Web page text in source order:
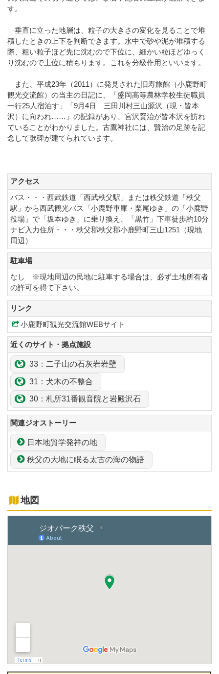
す。
垂直に立った地層は、粒子の大きさの変化を見ることで堆
積したときの上下を判断できます。水中で砂や泥が堆積する
際、粗い粒子ほど先に沈むので下位に、細かい粒ほどゆっく
り沈むので上位に積もります。これを分級作用といいます。
また、平成23年（2011）に発見された旧寿旅館（小鹿野町
観光交流館）の当主の日記に、「盛岡高等農林学校生徒職員
一行25人宿泊す」「9月4日 三田川村三山源沢（現・皆本
沢）に向われ……」の記録があり、宮沢賢治が皆本沢を訪れ
ていることがわかりました。古鷹神社には、賢治の足跡を記
念して歌碑が建てられています。
アクセス
バス・・・西武鉄道「西武秩父駅」または秩父鉄道「秩父
駅」から西武観光バス「小鹿野車庫・栗尾ゆき」の「小鹿野
役場」で「坂本ゆき」に乗り換え、「黒竹」下車徒歩約10分
ナビ入力住所・・・秩父郡秩父郡小鹿野町三山1251（現地
周辺）
駐車場
なし ※現地周辺の民地に駐車する場合は、必ず土地所有者
の許可を得て下さい。
リンク
小鹿野町観光交流館WEBサイト
近くのサイト・拠点施設
33：二子山の石灰岩岩壁
31：犬木の不整合
30：札所31番観音院と岩殿沢石
関連ジオストーリー
日本地質学発祥の地
秩父の大地に眠る太古の海の物語
地図